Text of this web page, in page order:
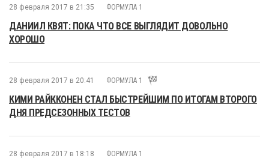
28 февраля 2017 в 21:35 ФОРМУЛА 1
ДАНИИЛ КВЯТ: ПОКА ЧТО ВСЕ ВЫГЛЯДИТ ДОВОЛЬНО
ХОРОШО
28 февраля 2017 в 20:41 ФОРМУЛА 1
КИМИ РАЙККОНЕН СТАЛ БЫСТРЕЙШИМ ПО ИТОГАМ ВТОРОГО
ДНЯ ПРЕДСЕЗОННЫХ ТЕСТОВ
28 февраля 2017 в 18:18 ФОРМУЛА 1